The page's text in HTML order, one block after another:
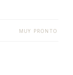
MUY PRONTO